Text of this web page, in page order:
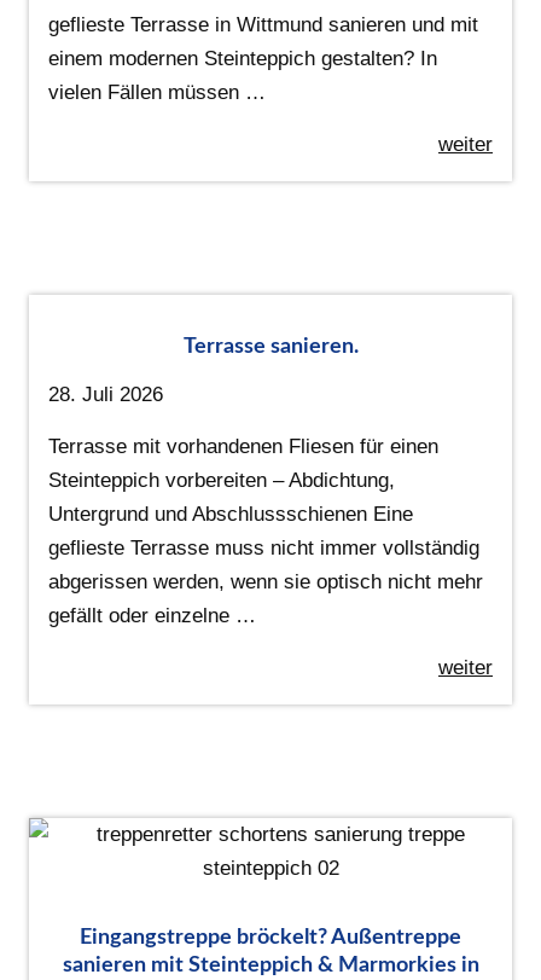
geflieste Terrasse in Wittmund sanieren und mit
einem modernen Steinteppich gestalten? In
vielen Fällen müssen …
weiter
Terrasse sanieren.
28. Juli 2026
Terrasse mit vorhandenen Fliesen für einen
Steinteppich vorbereiten – Abdichtung,
Untergrund und Abschlussschienen Eine
geflieste Terrasse muss nicht immer vollständig
abgerissen werden, wenn sie optisch nicht mehr
gefällt oder einzelne …
weiter
Eingangstreppe bröckelt? Außentreppe
sanieren mit Steinteppich & Marmorkies in